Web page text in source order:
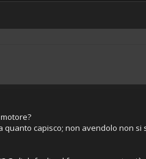
quanto capisco; non avendolo non si